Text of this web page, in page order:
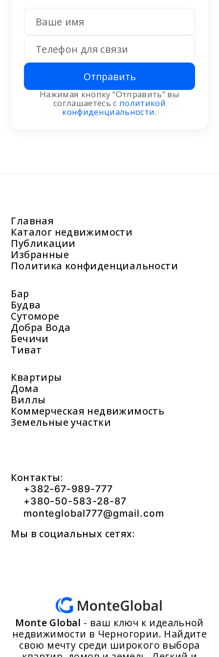
Отправить
Нажимая кнопку “Отправить” вы
соглашаетесь с политикой
конфиденциальности.
Главная
Каталог недвижимости
Публикации
Избранные
Политика конфиденциальности
Бар
Будва
Сутоморе
Добра Вода
Бечичи
Тиват
Квартиры
Дома
Виллы
Коммерческая недвижимость
Земельные участки
Контакты:
+382-67-989-777
+380-50-583-28-87
monteglobal777@gmail.com
Мы в социальных сетях:
Monte Global - ваш ключ к идеальной
недвижимости в Черногории. Найдите
свою мечту среди широкого выбора